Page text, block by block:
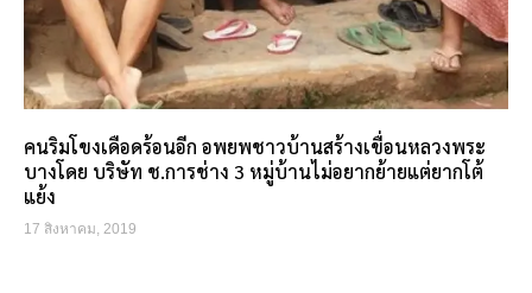
คนริมโขงเดือดร้อนอีก อพยพชาวบ้านสร้างเขื่อนหลวงพระ
บางโดย บริษัท ช.การช่าง 3 หมู่บ้านไม่อยากย้ายแต่ยากโต้
แย้ง
17 สิงหาคม, 2019